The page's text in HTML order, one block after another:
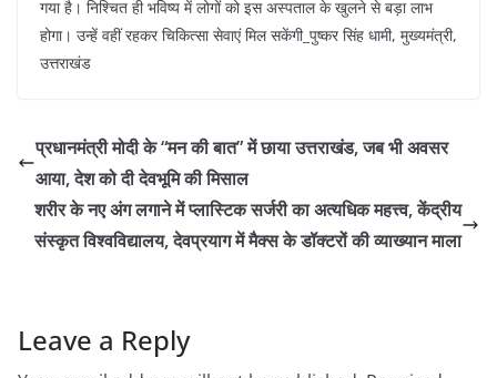
गया है। निश्चित ही भविष्य में लोगों को इस अस्पताल के खुलने से बड़ा लाभ
होगा। उन्हें वहीं रहकर चिकित्सा सेवाएं मिल सकेंगी_पुष्कर सिंह धामी, मुख्यमंत्री,
उत्तराखंड
प्रधानमंत्री मोदी के “मन की बात” में छाया उत्तराखंड, जब भी अवसर
आया, देश को दी देवभूमि की मिसाल
शरीर के नए अंग लगाने में प्लास्टिक सर्जरी का अत्यधिक महत्त्व, केंद्रीय
संस्कृत विश्वविद्यालय, देवप्रयाग में मैक्स के डॉक्टरों की व्याख्यान माला
Leave a Reply